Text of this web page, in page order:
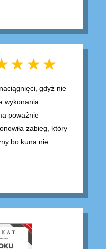
gdyż nie
wykonania
poważnie
zabieg, który
bo kuna nie